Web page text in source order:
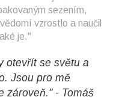
sezením,
vzrostlo a naučil
je."
otevřít se světu a
Jsou pro mě
zároveň." - Tomáš